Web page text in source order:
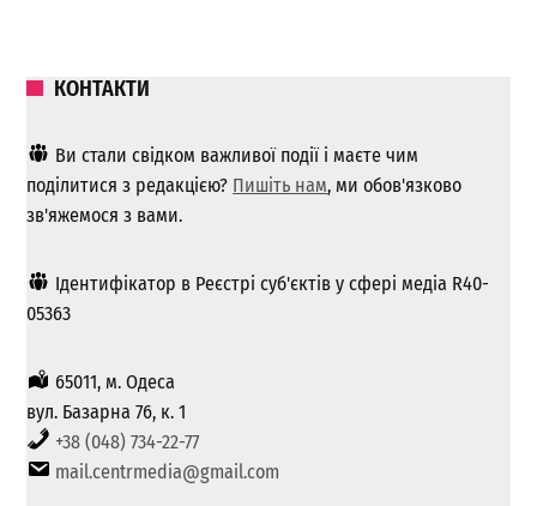
КОНТАКТИ
Ви стали свідком важливої ​​події і маєте чим
поділитися з редакцією? Пишіть нам, ми обов'язково
зв'яжемося з вами.
Ідентифікатор в Реєстрі суб'єктів у сфері медіа R40-
05363
65011, м. Одеса
вул. Базарна 76, к. 1
+38 (048) 734-22-77
mail.centrmedia@gmail.com